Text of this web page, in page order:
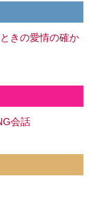
きの愛情の確か
会話